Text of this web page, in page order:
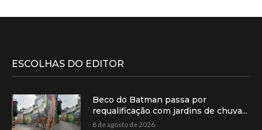
ESCOLHAS DO EDITOR
Beco do Batman passa por
requalificação com jardins de chuva...
8 de agosto de 2026